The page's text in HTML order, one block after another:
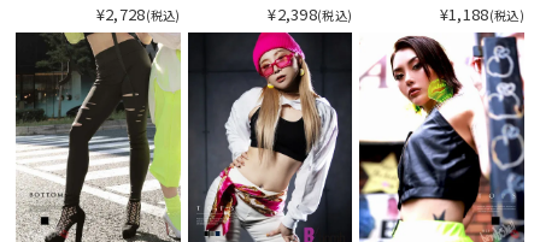
¥2,728(税込) ¥2,398(税込) ¥1,188(税込)